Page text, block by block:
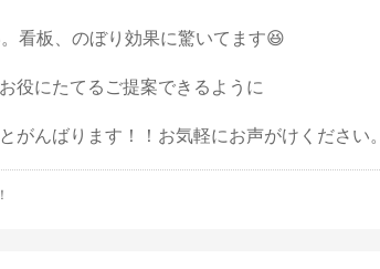
看板、のぼり効果に驚いてます😆
役にたてるご提案できるように
がんばります！！お気軽にお声がけください。